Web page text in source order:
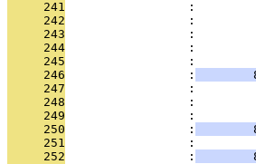
     241
:
     242
:
     243
:
     244
:
     245
:
     246
                 :
     247
:
     248
:
     249
:
     250
                 :
     251
:
     252
                 :